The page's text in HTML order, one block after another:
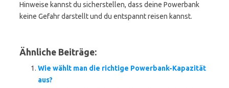
Hinweise kannst du sicherstellen, dass deine Powerbank
keine Gefahr darstellt und du entspannt reisen kannst.
Ähnliche Beiträge:
Wie wählt man die richtige Powerbank-Kapazität
aus?